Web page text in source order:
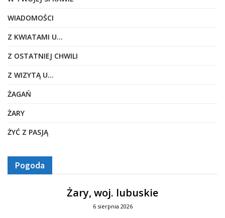
WIADOMOŚCI
Z KWIATAMI U…
Z OSTATNIEJ CHWILI
Z WIZYTĄ U…
ŻAGAŃ
ŻARY
ŻYĆ Z PASJĄ
Pogoda
Żary, woj. lubuskie
6 sierpnia 2026